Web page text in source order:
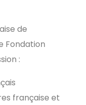
de
Fondation
:
française et